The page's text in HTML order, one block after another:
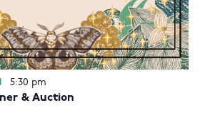
& Auction
5:30 pm